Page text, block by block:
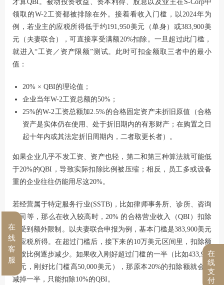
才算QBI。被动投资收益、资本利得、股息以及业主在S-Corp中
领取的W-2工资都被排除在外。接着看收入门槛，以2024年为
例，若业主的应税所得低于约191,950美元（单身）或383,900美
元（夫妻联合），可直接享受满额20%扣除。一旦超过此门槛，
就进入“工资／资产限额”测试。此时可扣金额取三者中的最小
值：
20% × QBI的理论值；
企业当年W-2工资总额的50%；
25%的W-2工资总额加2.5%的合格固定资产未折旧原值（合格
资产是实体仍在使用、处于折旧期内的有形财产；在购置之日
起十年内或其法定折旧周期内，二者取更长者）。
如果企业几乎不发工资、资产也轻，第二和第三种算法就可能低
于20%的QBI，导致实际扣除比例被压缩；相反，员工多或设备
重的企业往往仍能用尽这20%。
若经营属于特定服务行业(SSTB)，比如律师事务所、诊所、咨询
公司等，那么在收入较高时，20% 的合格营业收入（QBI）扣除
会受到额外限制。以夫妻联合申报为例，基本门槛是383,900美元
的应税所得。在超过门槛后，接下来的10万美元区间里，扣除额
会按比例逐步减少。如果收入刚好超过门槛的一半（比如433,900
美元，刚好比门槛高50,000美元），那原本20%的扣除额就会被
减掉一半，只能扣除10%的QBI。
在
线
客
服
在
线
支
付